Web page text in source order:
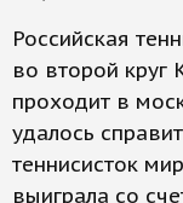
Российская
во второй круг
проходит в
удалось
теннисисток
выиграла со